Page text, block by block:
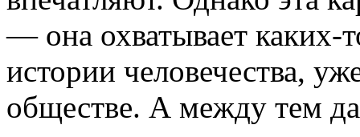
— она охватывает каких-
истории человечества,
обществе. А между тем